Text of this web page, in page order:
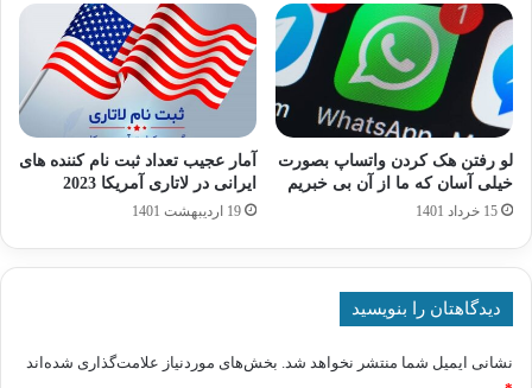
لو رفتن هک کردن واتساپ بصورت
خیلی آسان که ما از آن بی خبریم
15 خرداد 1401
آمار عجیب تعداد ثبت نام کننده های
ایرانی در لاتاری آمریکا 2023
19 اردیبهشت 1401
دیدگاهتان را بنویسید
نشانی ایمیل شما منتشر نخواهد شد. بخش‌های موردنیاز علامت‌گذاری شده‌اند